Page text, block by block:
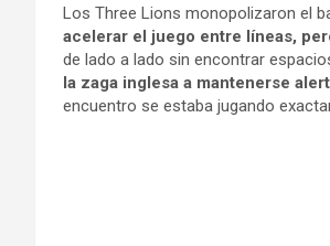
Los Three Lions monopolizaron el
acelerar el juego entre líneas,
de lado a lado sin encontrar
la zaga inglesa a mantenerse
encuentro se estaba jugando